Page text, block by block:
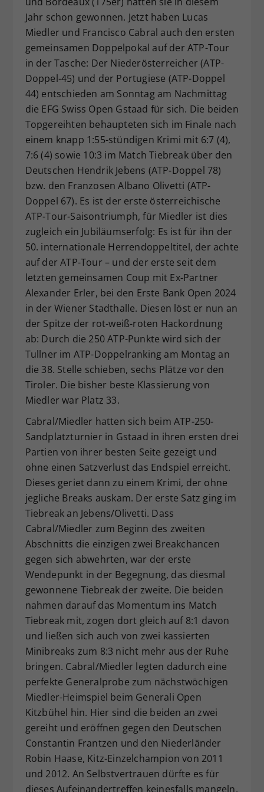
Jahr schon gewonnen. Jetzt haben Lucas
Miedler und Francisco Cabral auch den ersten
gemeinsamen Doppelpokal auf der ATP-Tour
in der Tasche: Der Niederösterreicher (ATP-
Doppel-45) und der Portugiese (ATP-Doppel
44) entschieden am Sonntag am Nachmittag
die EFG Swiss Open Gstaad für sich. Die beiden
Topgereihten behaupteten sich im Finale nach
einem knapp 1:55-stündigen Krimi mit 6:7 (4),
7:6 (4) sowie 10:3 im Match Tiebreak über den
Deutschen Hendrik Jebens (ATP-Doppel 78)
bzw. den Franzosen Albano Olivetti (ATP-
Doppel 67). Es ist der erste österreichische
ATP-Tour-Saisontriumph, für Miedler ist dies
zugleich ein Jubiläumserfolg: Es ist für ihn der
50. internationale Herrendoppeltitel, der achte
auf der ATP-Tour – und der erste seit dem
letzten gemeinsamen Coup mit Ex-Partner
Alexander Erler, bei den Erste Bank Open 2024
in der Wiener Stadthalle. Diesen löst er nun an
der Spitze der rot-weiß-roten Hackordnung
ab: Durch die 250 ATP-Punkte wird sich der
Tullner im ATP-Doppelranking am Montag an
die 38. Stelle schieben, sechs Plätze vor den
Tiroler. Die bisher beste Klassierung von
Miedler war Platz 33.
Cabral/Miedler hatten sich beim ATP-250-
Sandplatzturnier in Gstaad in ihren ersten drei
Partien von ihrer besten Seite gezeigt und
ohne einen Satzverlust das Endspiel erreicht.
Dieses geriet dann zu einem Krimi, der ohne
jegliche Breaks auskam. Der erste Satz ging im
Tiebreak an Jebens/Olivetti. Dass
Cabral/Miedler zum Beginn des zweiten
Abschnitts die einzigen zwei Breakchancen
gegen sich abwehrten, war der erste
Wendepunkt in der Begegnung, das diesmal
gewonnene Tiebreak der zweite. Die beiden
nahmen darauf das Momentum ins Match
Tiebreak mit, zogen dort gleich auf 8:1 davon
und ließen sich auch von zwei kassierten
Minibreaks zum 8:3 nicht mehr aus der Ruhe
bringen. Cabral/Miedler legten dadurch eine
perfekte Generalprobe zum nächstwöchigen
Miedler-Heimspiel beim Generali Open
Kitzbühel hin. Hier sind die beiden an zwei
gereiht und eröffnen gegen den Deutschen
Constantin Frantzen und den Niederländer
Robin Haase, Kitz-Einzelchampion von 2011
und 2012. An Selbstvertrauen dürfte es für
dieses Aufeinandertreffen keinesfalls mangeln.
Zweck
Dieser Wert speichert Ihre Consent-
Einstellungen. Unter anderem eine
historische Speicherung Ihrer
vorgenommen Einstellungen, falls der
Webseiten-Betreiber dies eingestellt
hat.